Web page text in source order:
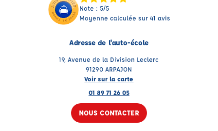
Note : 5/5
Moyenne calculée sur 41 avis
Adresse de l'auto-école
19, Avenue de la Division Leclerc
91290 ARPAJON
Voir sur la carte
01 89 71 26 05
NOUS CONTACTER